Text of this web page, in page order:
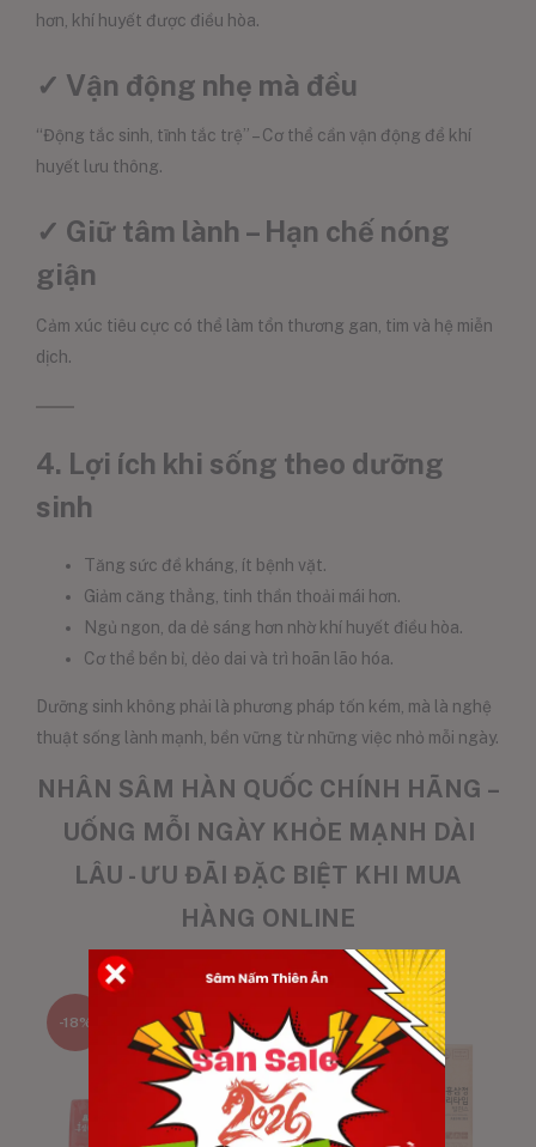
hơn, khí huyết được điều hòa.
✓ Vận động nhẹ mà đều
“Động tắc sinh, tĩnh tắc trệ” – Cơ thể cần vận động để khí
huyết lưu thông.
✓ Giữ tâm lành – Hạn chế nóng
giận
Cảm xúc tiêu cực có thể làm tổn thương gan, tim và hệ miễn
dịch.
4. Lợi ích khi sống theo dưỡng
sinh
Tăng sức đề kháng, ít bệnh vặt.
Giảm căng thẳng, tinh thần thoải mái hơn.
Ngủ ngon, da dẻ sáng hơn nhờ khí huyết điều hòa.
Cơ thể bền bỉ, dẻo dai và trì hoãn lão hóa.
Dưỡng sinh không phải là phương pháp tốn kém, mà là nghệ
thuật sống lành mạnh, bền vững từ những việc nhỏ mỗi ngày.
NHÂN SÂM HÀN QUỐC CHÍNH HÃNG –
UỐNG MỖI NGÀY KHỎE MẠNH DÀI
LÂU - ƯU ĐÃI ĐẶC BIỆT KHI MUA
HÀNG ONLINE
-18% -20%